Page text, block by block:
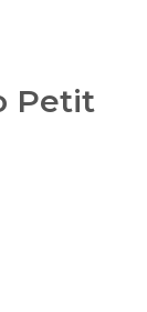
Petit